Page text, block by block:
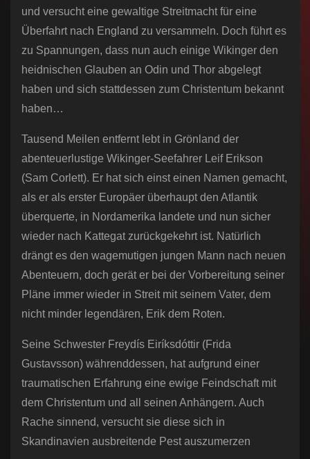
und versucht eine gewaltige Streitmacht für eine
Überfahrt nach England zu versammeln. Doch führt es
zu Spannungen, dass nun auch einige Wikinger den
heidnischen Glauben an Odin und Thor abgelegt
haben und sich stattdessen zum Christentum bekannt
haben…
Tausend Meilen entfernt lebt in Grönland der
abenteuerlustige Wikinger-Seefahrer Leif Erikson
(Sam Corlett). Er hat sich einst einen Namen gemacht,
als er als erster Europäer überhaupt den Atlantik
überquerte, in Nordamerika landete und nun sicher
wieder nach Kattegat zurückgekehrt ist. Natürlich
drängt es den wagemutigen jungen Mann nach neuen
Abenteuern, doch gerät er bei der Vorbereitung seiner
Pläne immer wieder in Streit mit seinem Vater, dem
nicht minder legendären, Erik dem Roten.
Seine Schwester Freydís Eiríksdóttir (Frida
Gustavsson) währenddessen, hat aufgrund einer
traumatischen Erfahrung eine ewige Feindschaft mit
dem Christentum und all seinen Anhängern. Auch
Rache sinnend, versucht sie diese sich in
Skandinavien ausbreitende Pest auszumerzen